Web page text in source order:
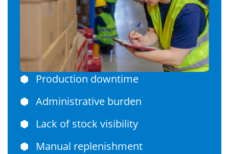
⬢
Production downtime
⬢ Administrative burden
⬢
Lack of stock visibility
⬢
Manual replenishment